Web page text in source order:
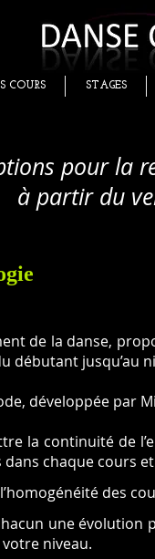
COURS STAGES
pour la
à partir du
de la danse,
débutant jusqu’au
développée par
la continuité de
chaque cours
des
une évolution
niveau.